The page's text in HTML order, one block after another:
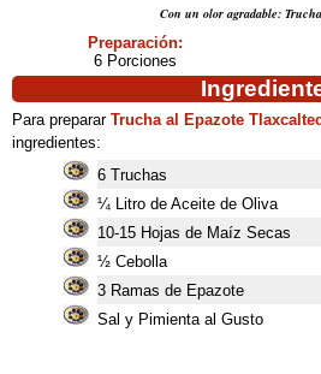
Con un olor agradable:
Preparación:
6 Porciones
Para preparar Trucha al Epazote
ingredientes:
6 Truchas
¼ Litro de Aceite de Oliva
10-15 Hojas de Maíz Secas
½ Cebolla
3 Ramas de Epazote
Sal y Pimienta al Gusto